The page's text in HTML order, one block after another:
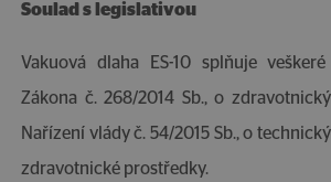
Soulad s legislativou
Vakuová dlaha ES-10 splňuje
Zákona č. 268/2014 Sb., o
Nařízení vlády č. 54/2015 Sb., o
zdravotnické prostředky.